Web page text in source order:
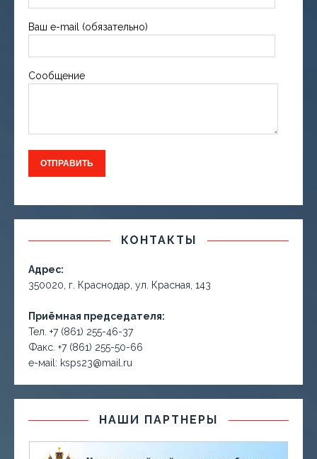
Ваш e-mail (обязательно)
Сообщение
КОНТАКТЫ
Адрес:
350020, г. Краснодар, ул. Красная, 143
Приёмная председателя:
Тел. +7 (861) 255-46-37
Факс. +7 (861) 255-50-66
е-маil: ksps23@mail.ru
НАШИ ПАРТНЕРЫ